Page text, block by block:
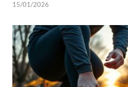
15/01/2026